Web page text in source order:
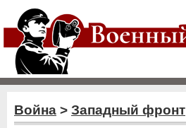
Война > Западный фронт